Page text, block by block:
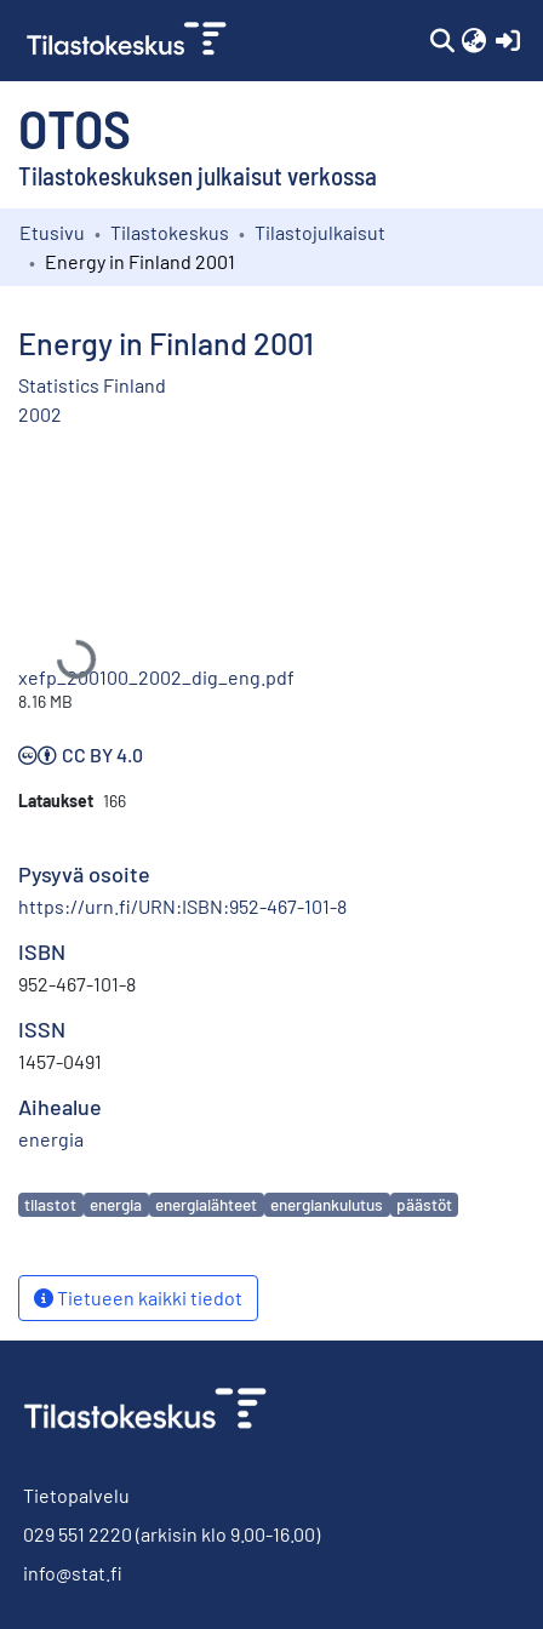
OTOS
Tilastokeskuksen julkaisut verkossa
Kokoelmat
Etusivu Tilastokeskus
Tilastojulkaisut
Energy in Finland 2001
Energy in Finland 2001
Statistics Finland
2002
Ladataan...
xefp_200100_2002_dig_eng.pdf
8.16 MB
CC BY 4.0
Lataukset 166
Pysyvä osoite
https://urn.fi/URN:ISBN:952-467-101-8
ISBN
952-467-101-8
ISSN
1457-0491
Aihealue
energia
Avainsanat
tilastot energia energialähteet energiankulutus päästöt
Tietueen kaikki tiedot
Tietopalvelu
029 551 2220 (arkisin klo 9.00-16.00)
info@stat.fi